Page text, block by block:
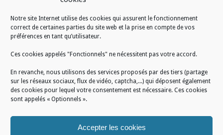
Notre site Internet utilise des cookies qui assurent le fonctionnement
correct de certaines parties du site web et la prise en compte de vos
préférences en tant qu’utilisateur.
Ces cookies appelés "Fonctionnels" ne nécessitent pas votre accord.
En revanche, nous utilisons des services proposés par des tiers (partage
sur les réseaux sociaux, flux de vidéo, captcha,...) qui déposent également
des cookies pour lequel votre consentement est nécessaire. Ces cookies
sont appelés « Optionnels ».
Accepter les cookies
RÉALISATION